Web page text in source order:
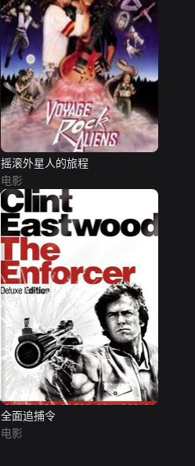
摇滚外星人的旅程
电影
全面追捕令
电影